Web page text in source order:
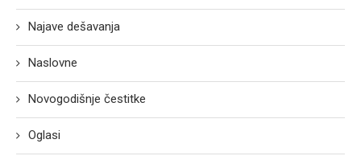
Najave dešavanja
Naslovne
Novogodišnje čestitke
Oglasi